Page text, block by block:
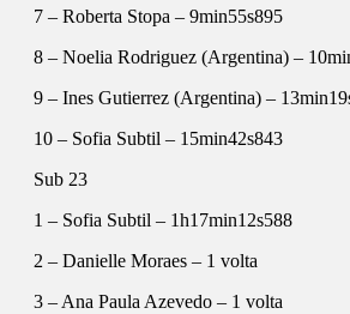
7 – Roberta Stopa – 9min55s895
8 – Noelia Rodriguez (Argentina) –
9 – Ines Gutierrez (Argentina) –
10 – Sofia Subtil – 15min42s843
Sub 23
1 – Sofia Subtil – 1h17min12s588
2 – Danielle Moraes – 1 volta
3 – Ana Paula Azevedo – 1 volta